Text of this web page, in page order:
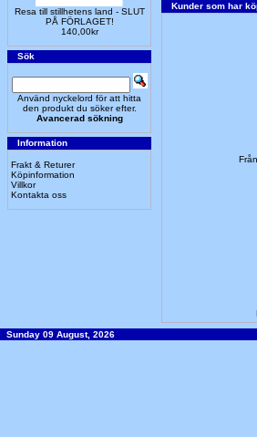
Resa till stillhetens land - SLUT
PÅ FÖRLAGET!
140,00kr
Sök
Använd nyckelord för att hitta
den produkt du söker efter.
Avancerad sökning
Information
Frakt & Returer
Köpinformation
Villkor
Kontakta oss
Kunder som har
Sunday 09 August, 2026